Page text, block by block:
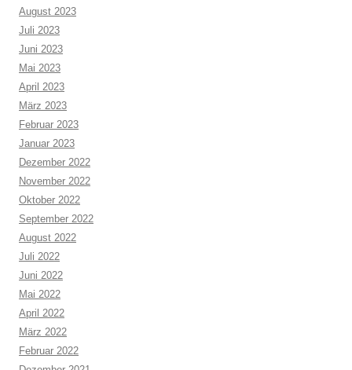
August 2023
Juli 2023
Juni 2023
Mai 2023
April 2023
März 2023
Februar 2023
Januar 2023
Dezember 2022
November 2022
Oktober 2022
September 2022
August 2022
Juli 2022
Juni 2022
Mai 2022
April 2022
März 2022
Februar 2022